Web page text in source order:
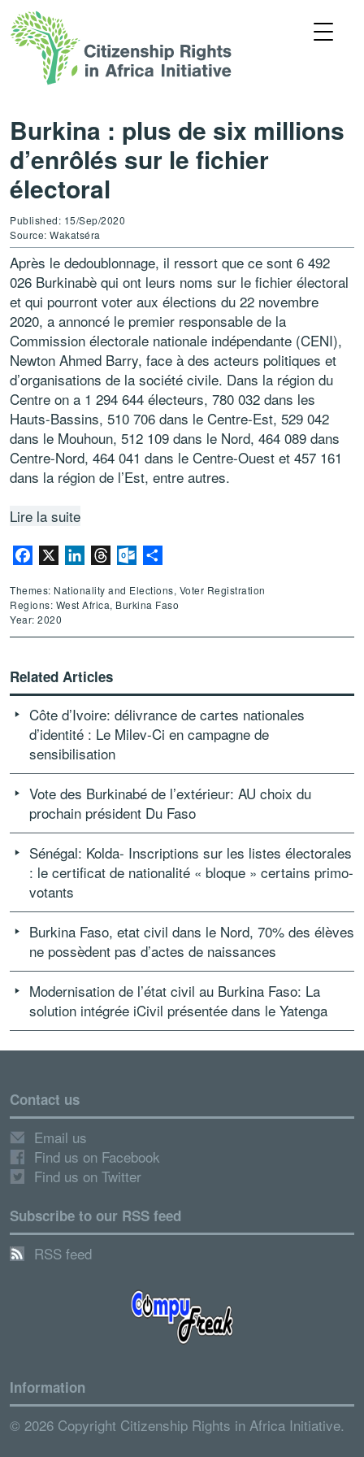
Burkina : plus de six millions
d’enrôlés sur le fichier
électoral
Published: 15/Sep/2020
Source: Wakatséra
Après le dedoublonnage, il ressort que ce sont 6 492
026 Burkinabè qui ont leurs noms sur le fichier électoral
et qui pourront voter aux élections du 22 novembre
2020, a annoncé le premier responsable de la
Commission électorale nationale indépendante (CENI),
Newton Ahmed Barry, face à des acteurs politiques et
d’organisations de la société civile. Dans la région du
Centre on a 1 294 644 électeurs, 780 032 dans les
Hauts-Bassins, 510 706 dans le Centre-Est, 529 042
dans le Mouhoun, 512 109 dans le Nord, 464 089 dans
Centre-Nord, 464 041 dans le Centre-Ouest et 457 161
dans la région de l’Est, entre autres.
Lire la suite
Facebook LinkedInThreadsOutlook.com
Themes: Nationality and Elections, Voter Registration
Regions: West Africa, Burkina Faso
Year: 2020
Related Articles
Côte d’Ivoire: délivrance de cartes nationales
d’identité : Le Milev-Ci en campagne de
sensibilisation
Vote des Burkinabé de l’extérieur: AU choix du
prochain président Du Faso
Sénégal: Kolda- Inscriptions sur les listes électorales
: le certificat de nationalité « bloque » certains primo-
votants
Burkina Faso, etat civil dans le Nord, 70% des élèves
ne possèdent pas d’actes de naissances
Modernisation de l’état civil au Burkina Faso: La
solution intégrée iCivil présentée dans le Yatenga
Contact us
Email us
Find us on Facebook
Find us on Twitter
Subscribe to our RSS feed
RSS feed
Information
© 2026 Copyright Citizenship Rights in Africa Initiative.